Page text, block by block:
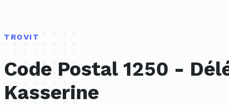
TROVIT
Code Postal 1250 -
Kasserine